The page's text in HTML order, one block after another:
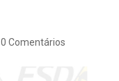
0 Comentários